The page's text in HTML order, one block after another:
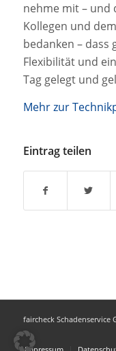
nehme mit – und
Kollegen und
bedanken – dass
Flexibilität und
Tag gelegt und
Mehr zur
Eintrag teilen
faircheck Schadenservice